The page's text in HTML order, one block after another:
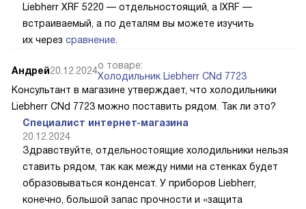
Liebherr XRF 5220 — отдельностоящий, а IXRF —
встраиваемый, а по деталям вы можете изучить
их через сравнение
Андрей20.12.2024о товаре:
Холодильник Liebherr CNd 7723
Консультант в магазине утверждает, что холодильники
Liebherr CNd 7723 можно поставить рядом. Так ли это?
Специалист интернет-магазина
20.12.2024
Здравствуйте, отдельностоящие холодильники нельзя
ставить рядом, так как между ними на стенках будет
образовываться конденсат. У приборов Liebherr,
конечно, большой запас прочности и «защита